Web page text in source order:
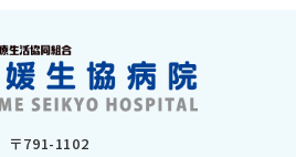
〒791-1102